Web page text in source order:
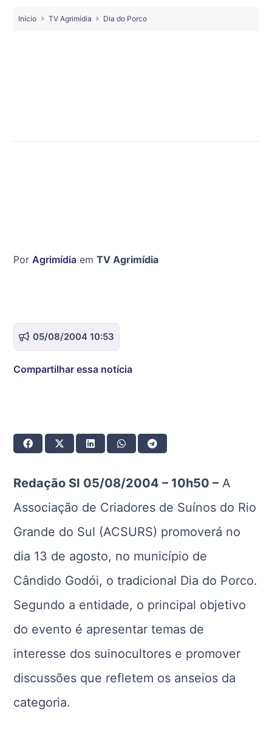
Início TV Agrimídia Dia do Porco
Por Agrimídia em TV Agrimídia
05/08/2004 10:53
Compartilhar essa notícia
Redação SI 05/08/2004 – 10h50 – A
Associação de Criadores de Suínos do Rio
Grande do Sul (ACSURS) promoverá no
dia 13 de agosto, no município de
Cândido Godói, o tradicional Dia do Porco.
Segundo a entidade, o principal objetivo
do evento é apresentar temas de
interesse dos suinocultores e promover
discussões que refletem os anseios da
categoria.